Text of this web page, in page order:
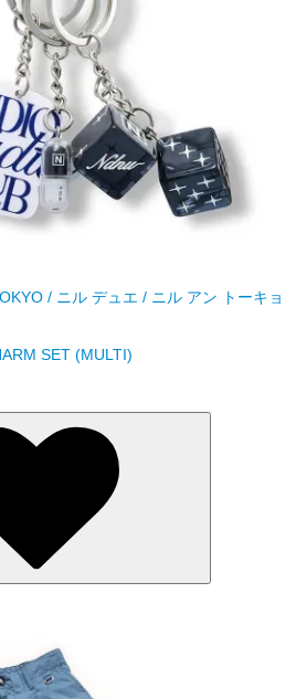
/ ニル デュエ / ニル アン トーキョ
SET (MULTI)